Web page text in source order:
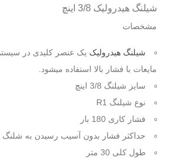
شیلنگ هیدرولیک 3/8 اینچ
مشخصات
شیلنگ هیدرولیک یک عنصر کلیدی در
مایعات با فشار بالا استفاده میشود.
سایز شیلنگ 3/8 اینچ
نوع شیلنگ R1
فشار کاری 180 بار
حداکثر فشار بدون آسیب رسیدن به شلنگ 720 بار
طول کلی 30 متر